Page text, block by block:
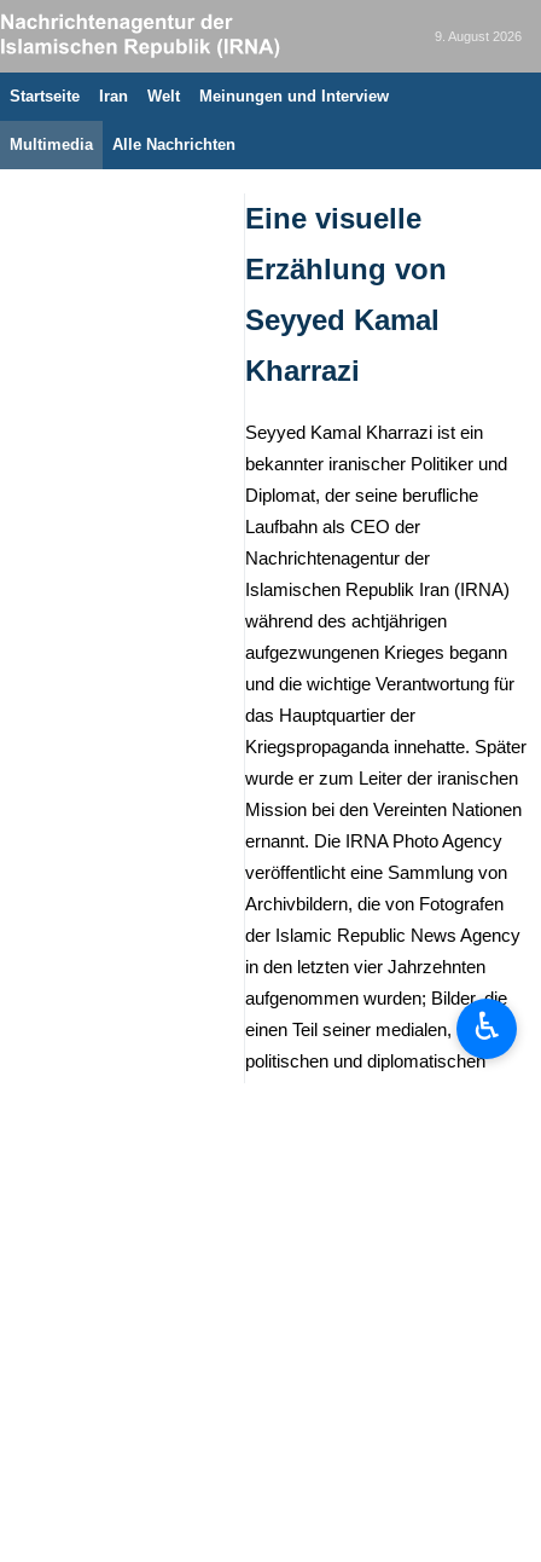
9. August 2026
Startseite Iran Welt Meinungen und Interview
Multimedia Alle Nachrichten
Eine visuelle
Erzählung von
Seyyed Kamal
Kharrazi
Seyyed Kamal Kharrazi ist ein
bekannter iranischer Politiker und
Diplomat, der seine berufliche
Laufbahn als CEO der
Nachrichtenagentur der
Islamischen Republik Iran (IRNA)
während des achtjährigen
aufgezwungenen Krieges begann
und die wichtige Verantwortung für
das Hauptquartier der
Kriegspropaganda innehatte. Später
wurde er zum Leiter der iranischen
Mission bei den Vereinten Nationen
ernannt. Die IRNA Photo Agency
veröffentlicht eine Sammlung von
Archivbildern, die von Fotografen
der Islamic Republic News Agency
in den letzten vier Jahrzehnten
aufgenommen wurden; Bilder, die
einen Teil seiner medialen,
politischen und diplomatischen
♿︎